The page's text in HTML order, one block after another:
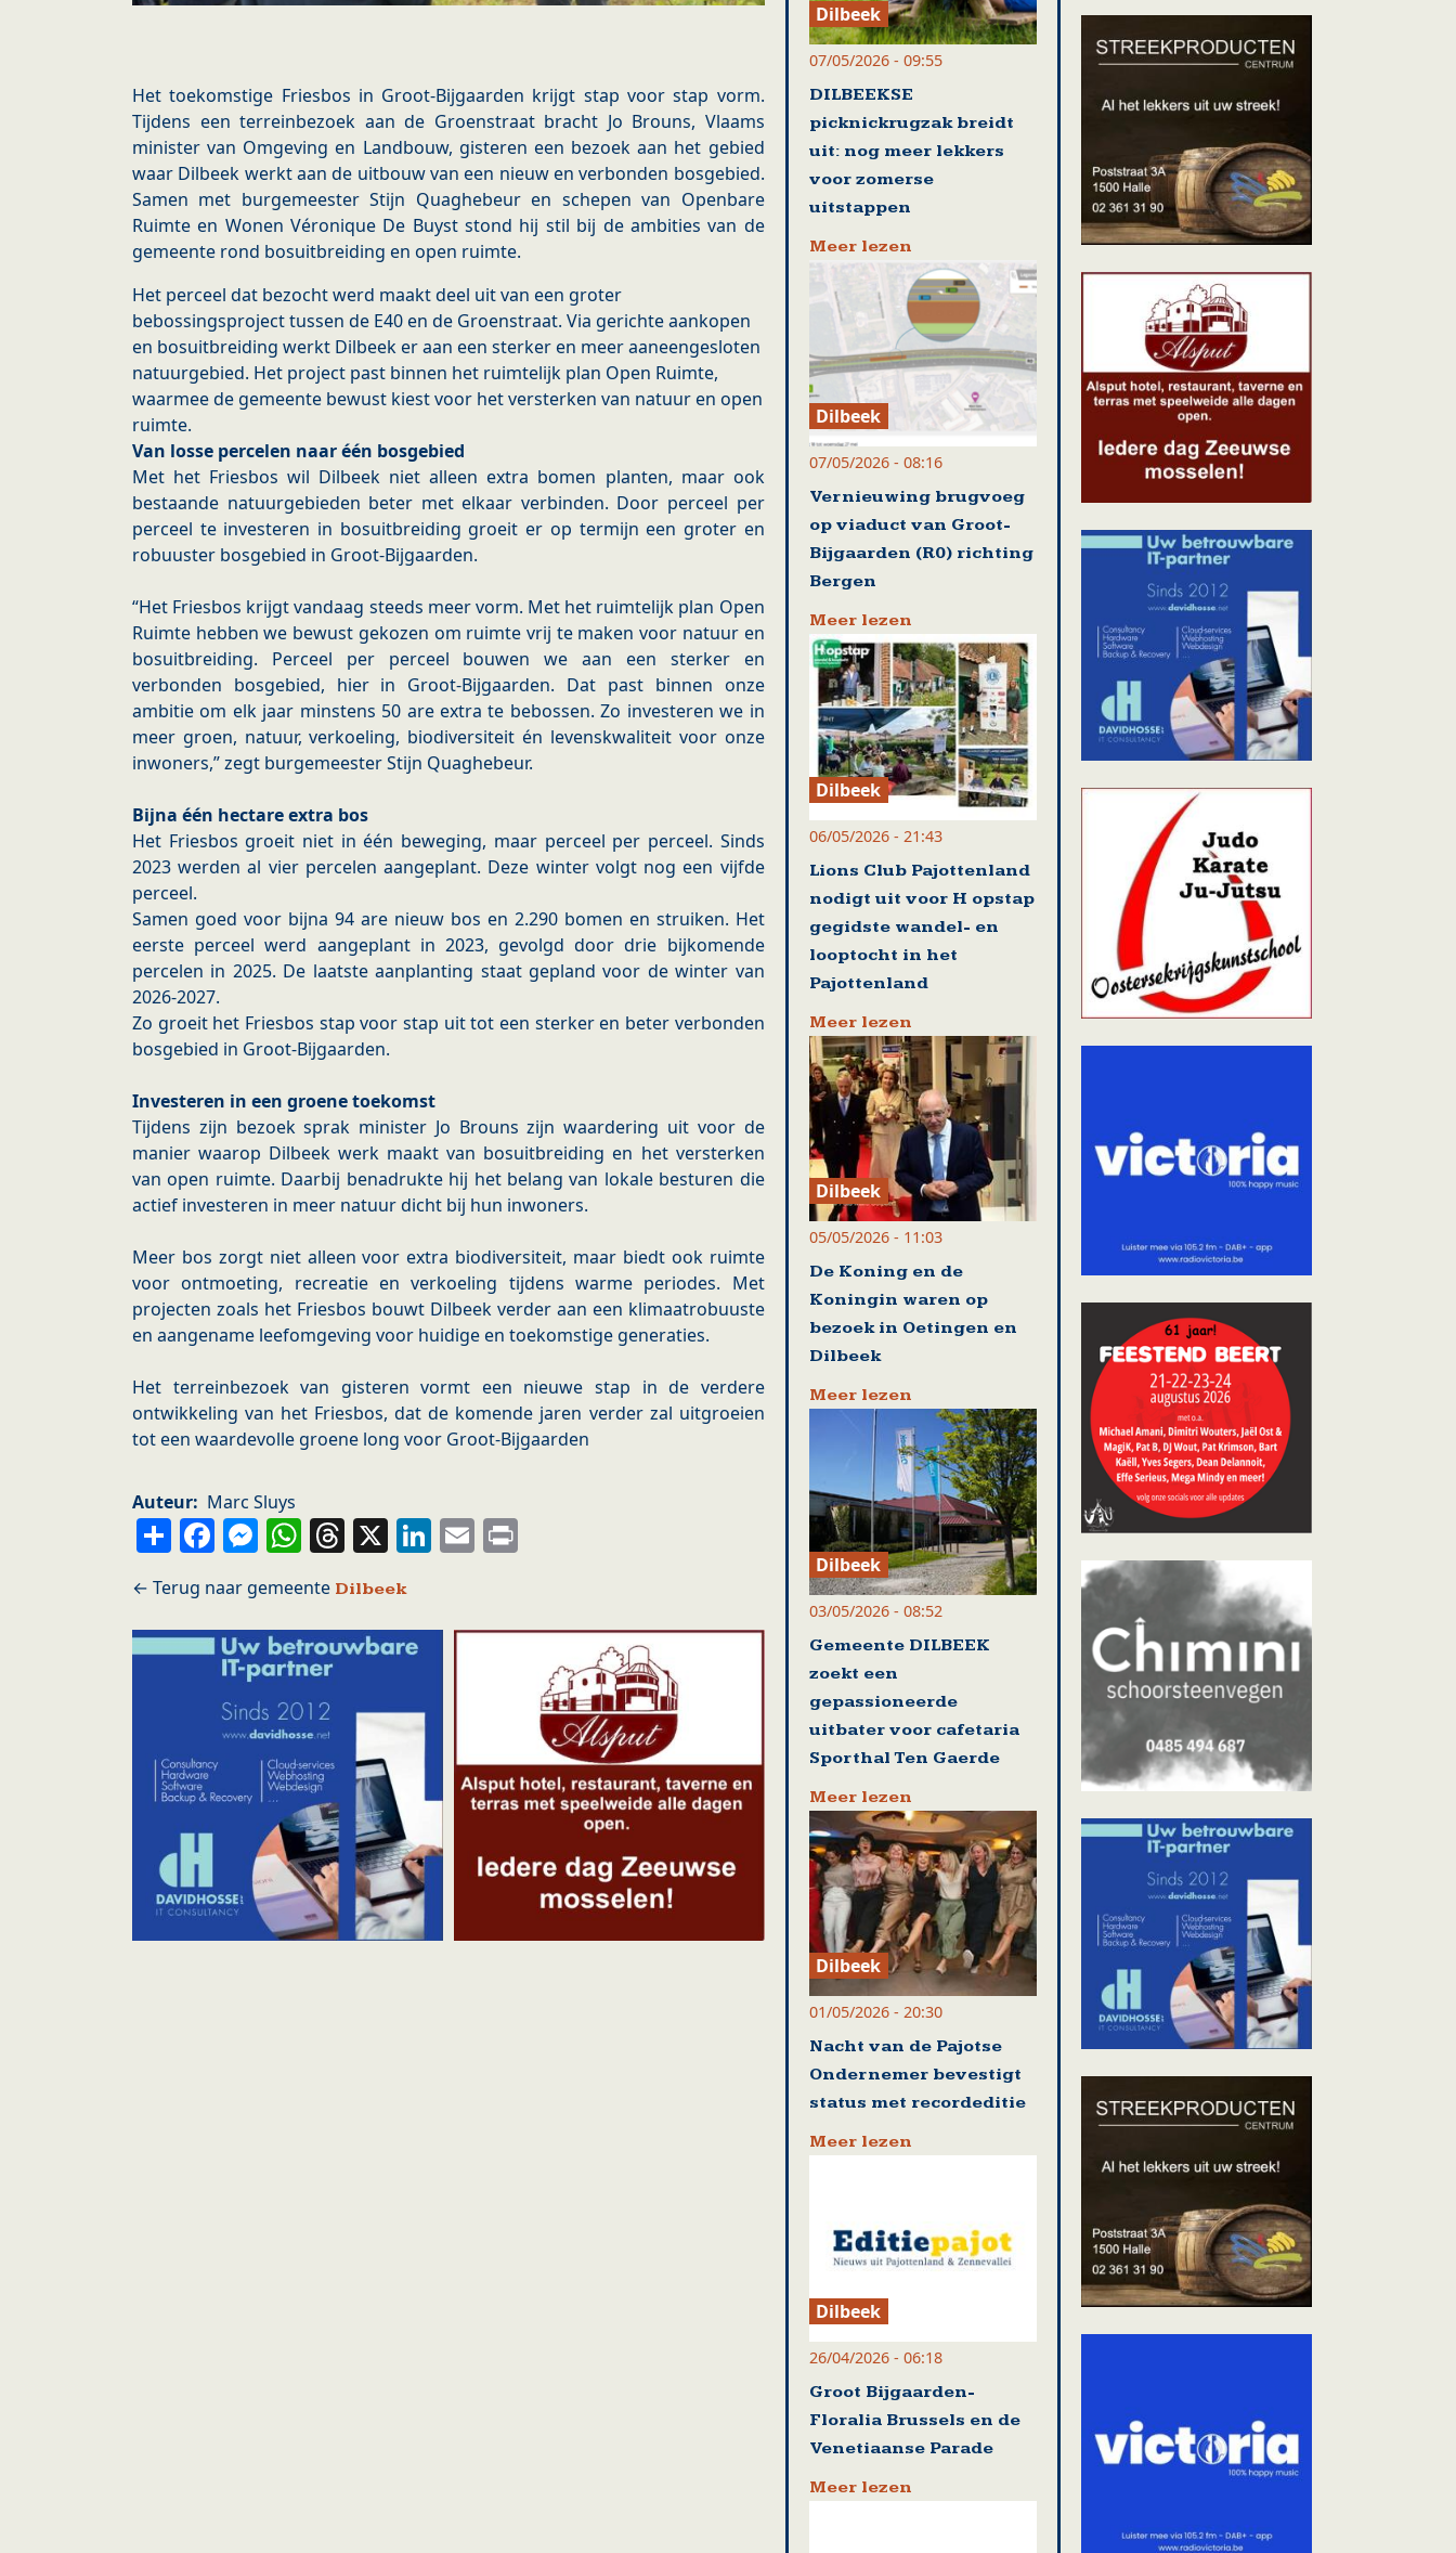
Het toekomstige Friesbos in Groot-Bijgaarden krijgt stap voor stap vorm.
Tijdens een terreinbezoek aan de Groenstraat bracht Jo Brouns, Vlaams
minister van Omgeving en Landbouw, gisteren een bezoek aan het gebied
waar Dilbeek werkt aan de uitbouw van een nieuw en verbonden bosgebied.
Samen met burgemeester Stijn Quaghebeur en schepen van Openbare
Ruimte en Wonen Véronique De Buyst stond hij stil bij de ambities van de
gemeente rond bosuitbreiding en open ruimte.
Het perceel dat bezocht werd maakt deel uit van een groter
bebossingsproject tussen de E40 en de Groenstraat. Via gerichte aankopen
en bosuitbreiding werkt Dilbeek er aan een sterker en meer aaneengesloten
natuurgebied. Het project past binnen het ruimtelijk plan Open Ruimte,
waarmee de gemeente bewust kiest voor het versterken van natuur en open
ruimte.
Van losse percelen naar één bosgebied
Met het Friesbos wil Dilbeek niet alleen extra bomen planten, maar ook
bestaande natuurgebieden beter met elkaar verbinden. Door perceel per
perceel te investeren in bosuitbreiding groeit er op termijn een groter en
robuuster bosgebied in Groot-Bijgaarden.
“Het Friesbos krijgt vandaag steeds meer vorm. Met het ruimtelijk plan Open
Ruimte hebben we bewust gekozen om ruimte vrij te maken voor natuur en
bosuitbreiding. Perceel per perceel bouwen we aan een sterker en
verbonden bosgebied, hier in Groot-Bijgaarden. Dat past binnen onze
ambitie om elk jaar minstens 50 are extra te bebossen. Zo investeren we in
meer groen, natuur, verkoeling, biodiversiteit én levenskwaliteit voor onze
inwoners,” zegt burgemeester Stijn Quaghebeur.
Bijna één hectare extra bos
Het Friesbos groeit niet in één beweging, maar perceel per perceel. Sinds
2023 werden al vier percelen aangeplant. Deze winter volgt nog een vijfde
perceel.
Samen goed voor bijna 94 are nieuw bos en 2.290 bomen en struiken. Het
eerste perceel werd aangeplant in 2023, gevolgd door drie bijkomende
percelen in 2025. De laatste aanplanting staat gepland voor de winter van
2026-2027.
Zo groeit het Friesbos stap voor stap uit tot een sterker en beter verbonden
bosgebied in Groot-Bijgaarden.
Investeren in een groene toekomst
Tijdens zijn bezoek sprak minister Jo Brouns zijn waardering uit voor de
manier waarop Dilbeek werk maakt van bosuitbreiding en het versterken
van open ruimte. Daarbij benadrukte hij het belang van lokale besturen die
actief investeren in meer natuur dicht bij hun inwoners.
Meer bos zorgt niet alleen voor extra biodiversiteit, maar biedt ook ruimte
voor ontmoeting, recreatie en verkoeling tijdens warme periodes. Met
projecten zoals het Friesbos bouwt Dilbeek verder aan een klimaatrobuuste
en aangename leefomgeving voor huidige en toekomstige generaties.
Het terreinbezoek van gisteren vormt een nieuwe stap in de verdere
ontwikkeling van het Friesbos, dat de komende jaren verder zal uitgroeien
tot een waardevolle groene long voor Groot-Bijgaarden
Auteur Marc Sluys
ShareFacebook
Messenger
WhatsApp
Threads
X LinkedIn
Email
Dilbeek
Dilbeek
07/05/2026 - 09:55
DILBEEKSE
picknickrugzak breidt
uit: nog meer lekkers
voor zomerse
uitstappen
Meer lezen
Dilbeek
07/05/2026 - 08:16
Vernieuwing brugvoeg
op viaduct van Groot-
Bijgaarden (R0) richting
Bergen
Meer lezen
Dilbeek
06/05/2026 - 21:43
Lions Club Pajottenland
nodigt uit voor H opstap
gegidste wandel- en
looptocht in het
Pajottenland
Meer lezen
Dilbeek
05/05/2026 - 11:03
De Koning en de
Koningin waren op
bezoek in Oetingen en
Dilbeek
Meer lezen
Dilbeek
03/05/2026 - 08:52
Gemeente DILBEEK
zoekt een
gepassioneerde
uitbater voor cafetaria
Sporthal Ten Gaerde
Meer lezen
Dilbeek
01/05/2026 - 20:30
Nacht van de Pajotse
Ondernemer bevestigt
status met recordeditie
Meer lezen
Dilbeek
26/04/2026 - 06:18
Groot Bijgaarden-
Floralia Brussels en de
Venetiaanse Parade
Meer lezen